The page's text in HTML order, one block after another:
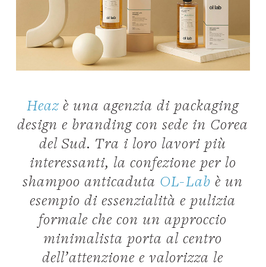
Heaz è una agenzia di packaging
design e branding con sede in Corea
del Sud. Tra i loro lavori più
interessanti, la confezione per lo
shampoo anticaduta OL-Lab è un
esempio di essenzialità e pulizia
formale che con un approccio
minimalista porta al centro
dell’attenzione e valorizza le